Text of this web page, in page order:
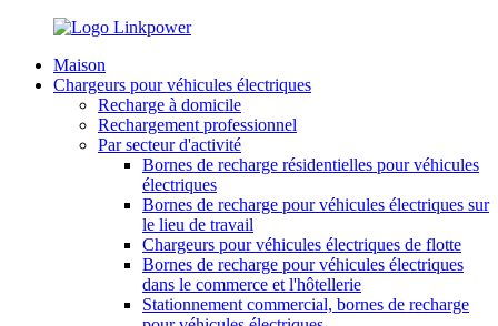
Maison
Chargeurs pour véhicules électriques
Recharge à domicile
Rechargement professionnel
Par secteur d'activité
Bornes de recharge résidentielles pour véhicules
électriques
Bornes de recharge pour véhicules électriques sur
le lieu de travail
Chargeurs pour véhicules électriques de flotte
Bornes de recharge pour véhicules électriques
dans le commerce et l'hôtellerie
Stationnement commercial, bornes de recharge